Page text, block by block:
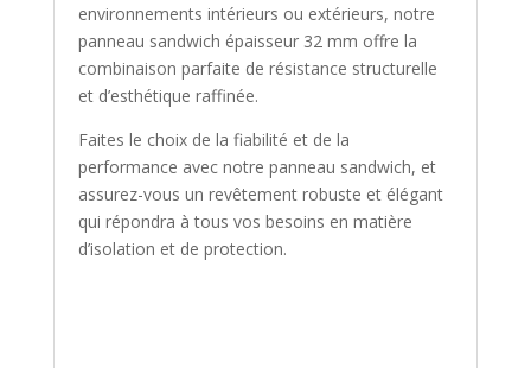
environnements intérieurs ou extérieurs, notre
panneau sandwich épaisseur 32 mm offre la
combinaison parfaite de résistance structurelle
et d’esthétique raffinée.
Faites le choix de la fiabilité et de la
performance avec notre panneau sandwich, et
assurez-vous un revêtement robuste et élégant
qui répondra à tous vos besoins en matière
d’isolation et de protection.